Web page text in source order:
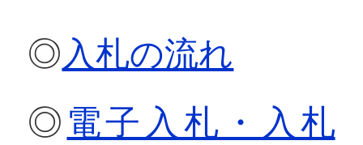
◎入札の流れ
◎ 電子入札・入札